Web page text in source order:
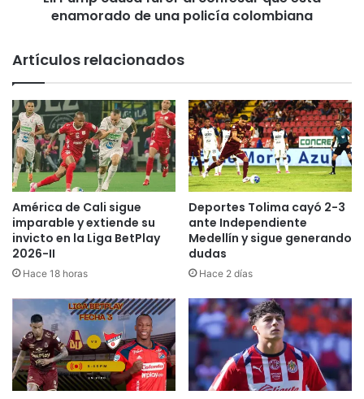
o
c
o
n
a
r
t
e
t
r
a
d
c
i
ó
n
y
u
r
o
r
a
l
c
o
n
f
e
s
a
u
e
e
s
t
enamorado de una policía colombiana
Artículos relacionados
América de Cali sigue
imparable y extiende su
invicto en la Liga BetPlay
2026-II
Hace 18 horas
Deportes Tolima cayó 2-3
ante Independiente
Medellín y sigue generando
dudas
Hace 2 días